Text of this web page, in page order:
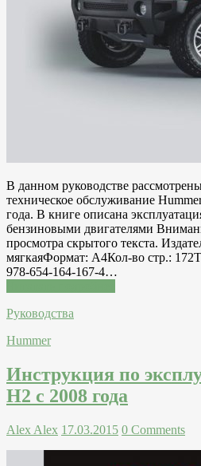
В данном руководстве
техническое обслуживание
года. В книге описана
бензиновыми двигателями
просмотра скрытого текста.
мягкаяФормат: А4Кол-во стр.:
978-654-164-167-4…
Руководства
Hummer
Инструкция по
H2 с 2008 года
Alex Alex 17.03.2015 0 Comments